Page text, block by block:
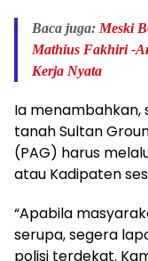
Baca juga: Meski
Mathius Fakhiri -
Kerja Nyata
Ia
tanah Sultan
(PAG) harus
atau Kadipaten
“Apabila
serupa, segera
polisi terdekat.